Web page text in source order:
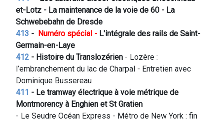
et-Lotz - La maintenance de la voie de 60 - La
Schwebebahn de Dresde
413 - Numéro spécial - L'intégrale des rails de Saint-
Germain-en-Laye
412 - Histoire du Translozérien - Lozère :
l’embranchement du lac de Charpal - Entretien avec
Dominique Bussereau
411 - Le tramway électrique à voie métrique de
Montmorency à Enghien et St Gratien
- Le Seudre Océan Express - Métro de New York : fin